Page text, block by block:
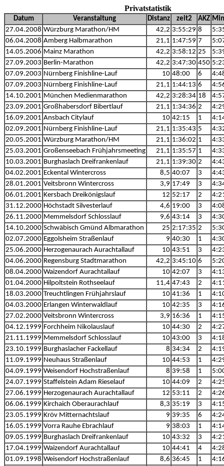
Privatstatistik
Datum Veranstaltung Distanz zeit2 AKZ
27.04.2008 Würzburg Marathon/HM 42,2 3:55:29 8
06.04.2008 Amberg Halbmarathon 21,1 1:47:59 7
14.05.2006 Mainz Marathon 42,2 3:58:12 25
27.09.2003 Berlin-Marathon 42,2 3:47:30 450
07.09.2003 Nürnberg Finishline-Lauf 10 48:00 6
07.09.2003 Nürnberg Finishline-Lauf 21,1 1:44:13 6
14.10.2001 München Medienmarathon 42,2 3:28:34 18
23.09.2001 Großhabersdorf Bibertlauf 21,1 1:34:36 2
16.09.2001 Ansbach Citylauf 10 42:15 1
02.09.2001 Nürnberg Finishline-Lauf 21,1 1:35:43 5
20.05.2001 Würzburg Marathon/HM 21,1 1:36:02 1
25.03.2001 Großenseebach Frühjahrsmeeting 21,1 1:35:57 1
10.03.2001 Burghaslach Dreifrankenlauf 21,1 1:39:30 2
04.02.2001 Eckental Wintercross 8,5 40:07 3
28.01.2001 Veitsbronn Wintercross 3,9 17:49 3
06.01.2001 Kersbach Dreikönigslauf 12 52:17 2
31.12.2000 Höchstadt Silvesterlauf 4,6 19:00 3
26.11.2000 Memmelsdorf Schlosslauf 9,6 43:14 3
14.10.2000 Schwäbisch Gmünd Albmarathon 25 2:17:35 2
02.07.2000 Eggolsheim Straßenlauf 9 40:30 1
25.06.2000 Herzogenaurach Aurachtallauf 10 43:51 3
04.06.2000 Regensburg Stadtmarathon 42,2 3:45:10 6
08.04.2000 Waizendorf Aurachtallauf 10 42:07 3
01.04.2000 Hilpoltstein Rothseelauf 11,4 47:43 2
18.03.2000 Treuchtlingen Frühjahrslauf 10 41:36 1
04.03.2000 Erlangen Winterwaldlauf 10 42:35 3
27.02.2000 Veitsbronn Wintercross 3,9 16:36 1
04.12.1999 Forchheim Nikolauslauf 10 44:30 2
21.11.1999 Memmelsdorf Schlosslauf 10 43:00 3
23.10.1999 Burghaslacher Fackellauf 8 34:34 2
11.09.1999 Neuhaus Straßenlauf 10 44:53 1
04.09.1999 Weisendorf Hochstraßenlauf 8 39:58 1
24.07.1999 Staffelstein Adam Rieselauf 10 44:09 2
27.06.1999 Herzogenaurach Aurachtallauf 12 53:11 2
06.06.1999 Kirchaich Oberaurachlauf 8,3 35:19 3
23.05.1999 Kröv Mitternachtslauf 9 39:35 6
16.05.1999 Vorra Rauhe Ebrachlauf 9 38:03 1
09.05.1999 Burghaslach Dreifrankenlauf 10 43:32 3
17.04.1999 Waizendorf Aurachtallauf 10 44:41 4
01.09.1998 Weisendorf Hochstraßenlauf 8,6 36:45 1